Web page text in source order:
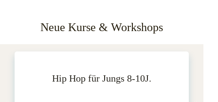
Neue Kurse & Workshops
Hip Hop für Jungs 8-10J.